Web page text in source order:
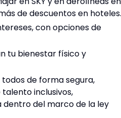
de descuentos en hoteles.
con opciones de
tu bienestar físico y
de forma segura,
inclusivos,
dentro del marco de la ley